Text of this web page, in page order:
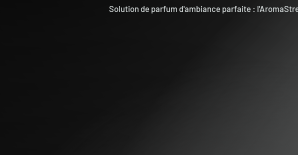
Solution de parfum d'ambiance parfaite :